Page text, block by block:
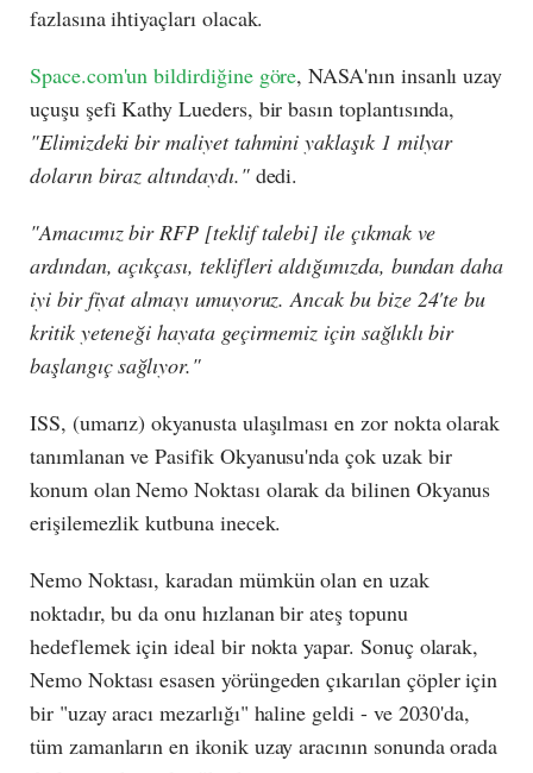
fazlasına ihtiyaçları olacak.
Space.com'un bildirdiğine göre, NASA'nın insanlı uzay
uçuşu şefi Kathy Lueders, bir basın toplantısında,
"Elimizdeki bir maliyet tahmini yaklaşık 1 milyar
doların biraz altındaydı."dedi.
"Amacımız bir RFP [teklif talebi] ile çıkmak ve
ardından, açıkçası, teklifleri aldığımızda, bundan daha
iyi bir fiyat almayı umuyoruz. Ancak bu bize 24'te bu
kritik yeteneği hayata geçirmemiz için sağlıklı bir
başlangıç sağlıyor."
ISS, (umarız) okyanusta ulaşılması en zor nokta olarak
tanımlanan ve Pasifik Okyanusu'nda çok uzak bir
konum olan Nemo Noktası olarak da bilinen Okyanus
erişilemezlik kutbuna inecek.
Nemo Noktası, karadan mümkün olan en uzak
noktadır, bu da onu hızlanan bir ateş topunu
hedeflemek için ideal bir nokta yapar. Sonuç olarak,
Nemo Noktası esasen yörüngeden çıkarılan çöpler için
bir "uzay aracı mezarlığı" haline geldi - ve 2030'da,
tüm zamanların en ikonik uzay aracının sonunda orada